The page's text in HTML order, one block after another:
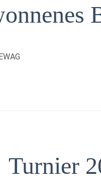
Turnier